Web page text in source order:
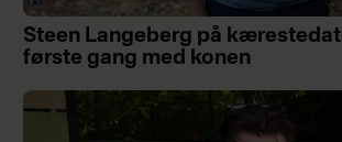
Steen Langeberg på
første gang med konen